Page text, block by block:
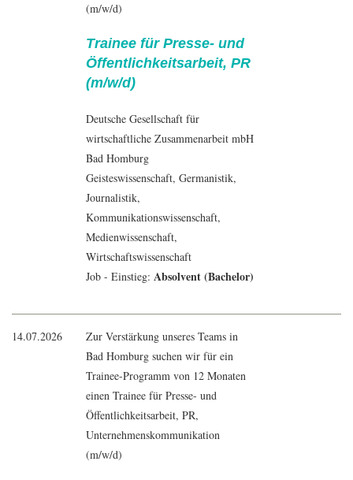
(m/w/d)
Trainee für Presse- und
Öffentlichkeitsarbeit, PR
(m/w/d)
Deutsche Gesellschaft für
wirtschaftliche Zusammenarbeit mbH
Bad Homburg
Geisteswissenschaft, Germanistik,
Journalistik,
Kommunikationswissenschaft,
Medienwissenschaft,
Wirtschaftswissenschaft
Job - Einstieg: Absolvent (Bachelor)
14.07.2026
Zur Verstärkung unseres Teams in
Bad Homburg suchen wir für ein
Trainee-Programm von 12 Monaten
einen Trainee für Presse- und
Öffentlichkeitsarbeit, PR,
Unternehmenskommunikation
(m/w/d)